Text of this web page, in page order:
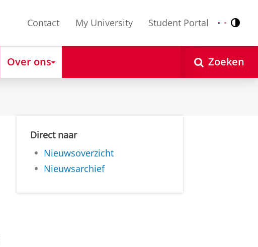
Contact My University Student Portal Nederlands
English
Over ons Zoeken
Direct naar
Nieuwsoverzicht
Nieuwsarchief